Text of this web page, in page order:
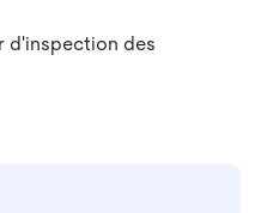
d'inspection des